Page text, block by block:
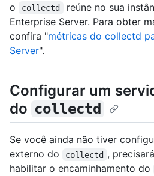
o
collectd
reúne no sua
Enterprise Server. Para obter
confira "métricas do collectd
Server".
Configurar um
do collectd
Se você ainda não tiver
externo do
collectd ,
habilitar o encaminhamento do